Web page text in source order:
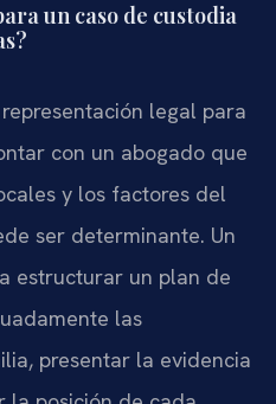
un caso de custodia
legal para
con un abogado que
y los factores del
ser determinante. Un
estructurar un plan de
las
presentar la evidencia